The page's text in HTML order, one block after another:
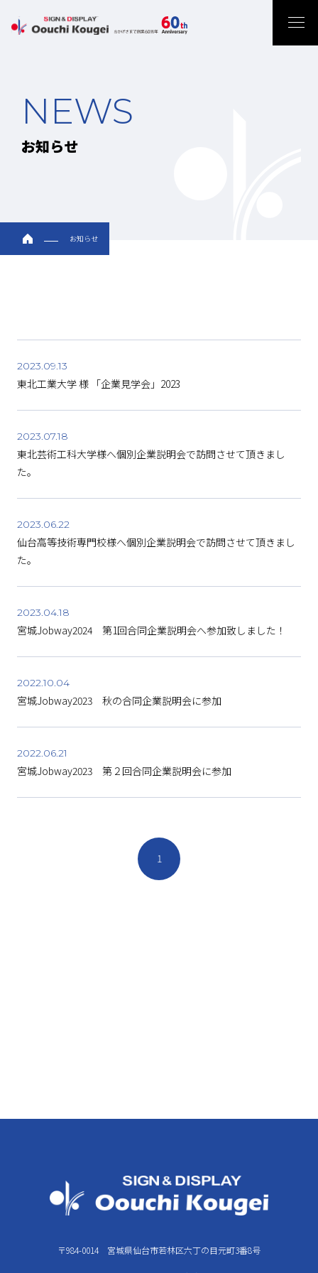
NEWS
お知らせ
お知らせ
2023.09.13
東北工業大学 様 「企業見学会」2023
2023.07.18
東北芸術工科大学様へ個別企業説明会で訪問させて頂きまし
た。
2023.06.22
仙台高等技術専門校様へ個別企業説明会で訪問させて頂きまし
た。
2023.04.18
宮城Jobway2024 第1回合同企業説明会へ参加致しました！
2022.10.04
宮城Jobway2023 秋の合同企業説明会に参加
2022.06.21
宮城Jobway2023 第２回合同企業説明会に参加
1
〒984-0014 宮城県仙台市若林区六丁の目元町3番8号